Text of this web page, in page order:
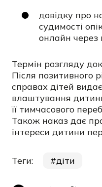
довідку про
судимості
онлайн через
Термін розгляду
Після позитивного
справах дітей
влаштування
її тимчасового
Також наказ дає
інтереси дитини
Теги: діти